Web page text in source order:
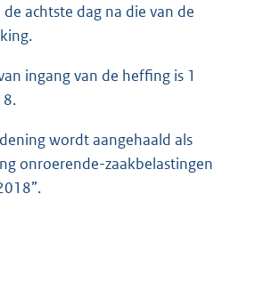
achtste dag na die van de
ingang van de heffing is 1
wordt aangehaald als
onroerende-zaakbelastingen